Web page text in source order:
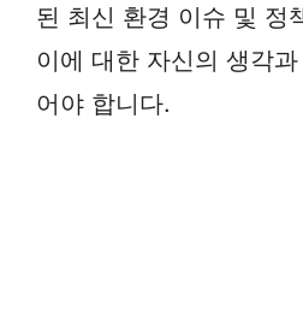
된 최신 환경 이슈 및 정
이에 대한 자신의 생각
어야 합니다.